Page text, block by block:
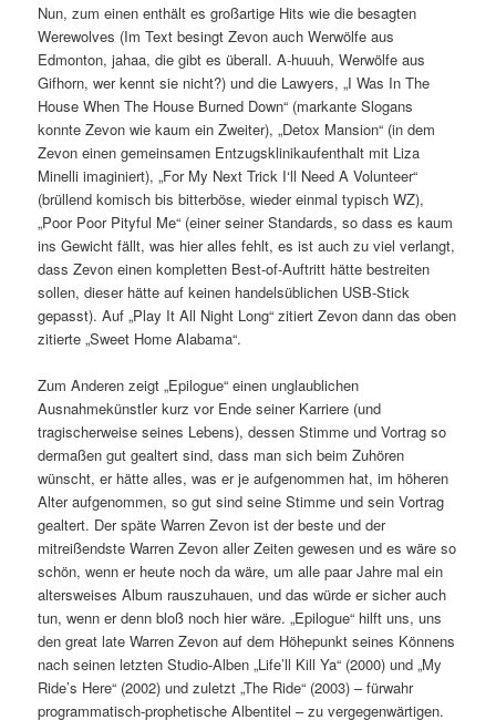
Nun, zum einen enthält es großartige Hits wie die besagten
Werewolves (Im Text besingt Zevon auch Werwölfe aus
Edmonton, jahaa, die gibt es überall. A-huuuh, Werwölfe aus
Gifhorn, wer kennt sie nicht?) und die Lawyers, „I Was In The
House When The House Burned Down“ (markante Slogans
konnte Zevon wie kaum ein Zweiter), „Detox Mansion“ (in dem
Zevon einen gemeinsamen Entzugsklinikaufenthalt mit Liza
Minelli imaginiert), „For My Next Trick I‘ll Need A Volunteer“
(brüllend komisch bis bitterböse, wieder einmal typisch WZ),
„Poor Poor Pityful Me“ (einer seiner Standards, so dass es kaum
ins Gewicht fällt, was hier alles fehlt, es ist auch zu viel verlangt,
dass Zevon einen kompletten Best-of-Auftritt hätte bestreiten
sollen, dieser hätte auf keinen handelsüblichen USB-Stick
gepasst). Auf „Play It All Night Long“ zitiert Zevon dann das oben
zitierte „Sweet Home Alabama“.
Zum Anderen zeigt „Epilogue“ einen unglaublichen
Ausnahmekünstler kurz vor Ende seiner Karriere (und
tragischerweise seines Lebens), dessen Stimme und Vortrag so
dermaßen gut gealtert sind, dass man sich beim Zuhören
wünscht, er hätte alles, was er je aufgenommen hat, im höheren
Alter aufgenommen, so gut sind seine Stimme und sein Vortrag
gealtert. Der späte Warren Zevon ist der beste und der
mitreißendste Warren Zevon aller Zeiten gewesen und es wäre so
schön, wenn er heute noch da wäre, um alle paar Jahre mal ein
altersweises Album rauszuhauen, und das würde er sicher auch
tun, wenn er denn bloß noch hier wäre. „Epilogue“ hilft uns, uns
den great late Warren Zevon auf dem Höhepunkt seines Könnens
nach seinen letzten Studio-Alben „Life’ll Kill Ya“ (2000) und „My
Ride’s Here“ (2002) und zuletzt „The Ride“ (2003) – fürwahr
programmatisch-prophetische Albentitel – zu vergegenwärtigen.